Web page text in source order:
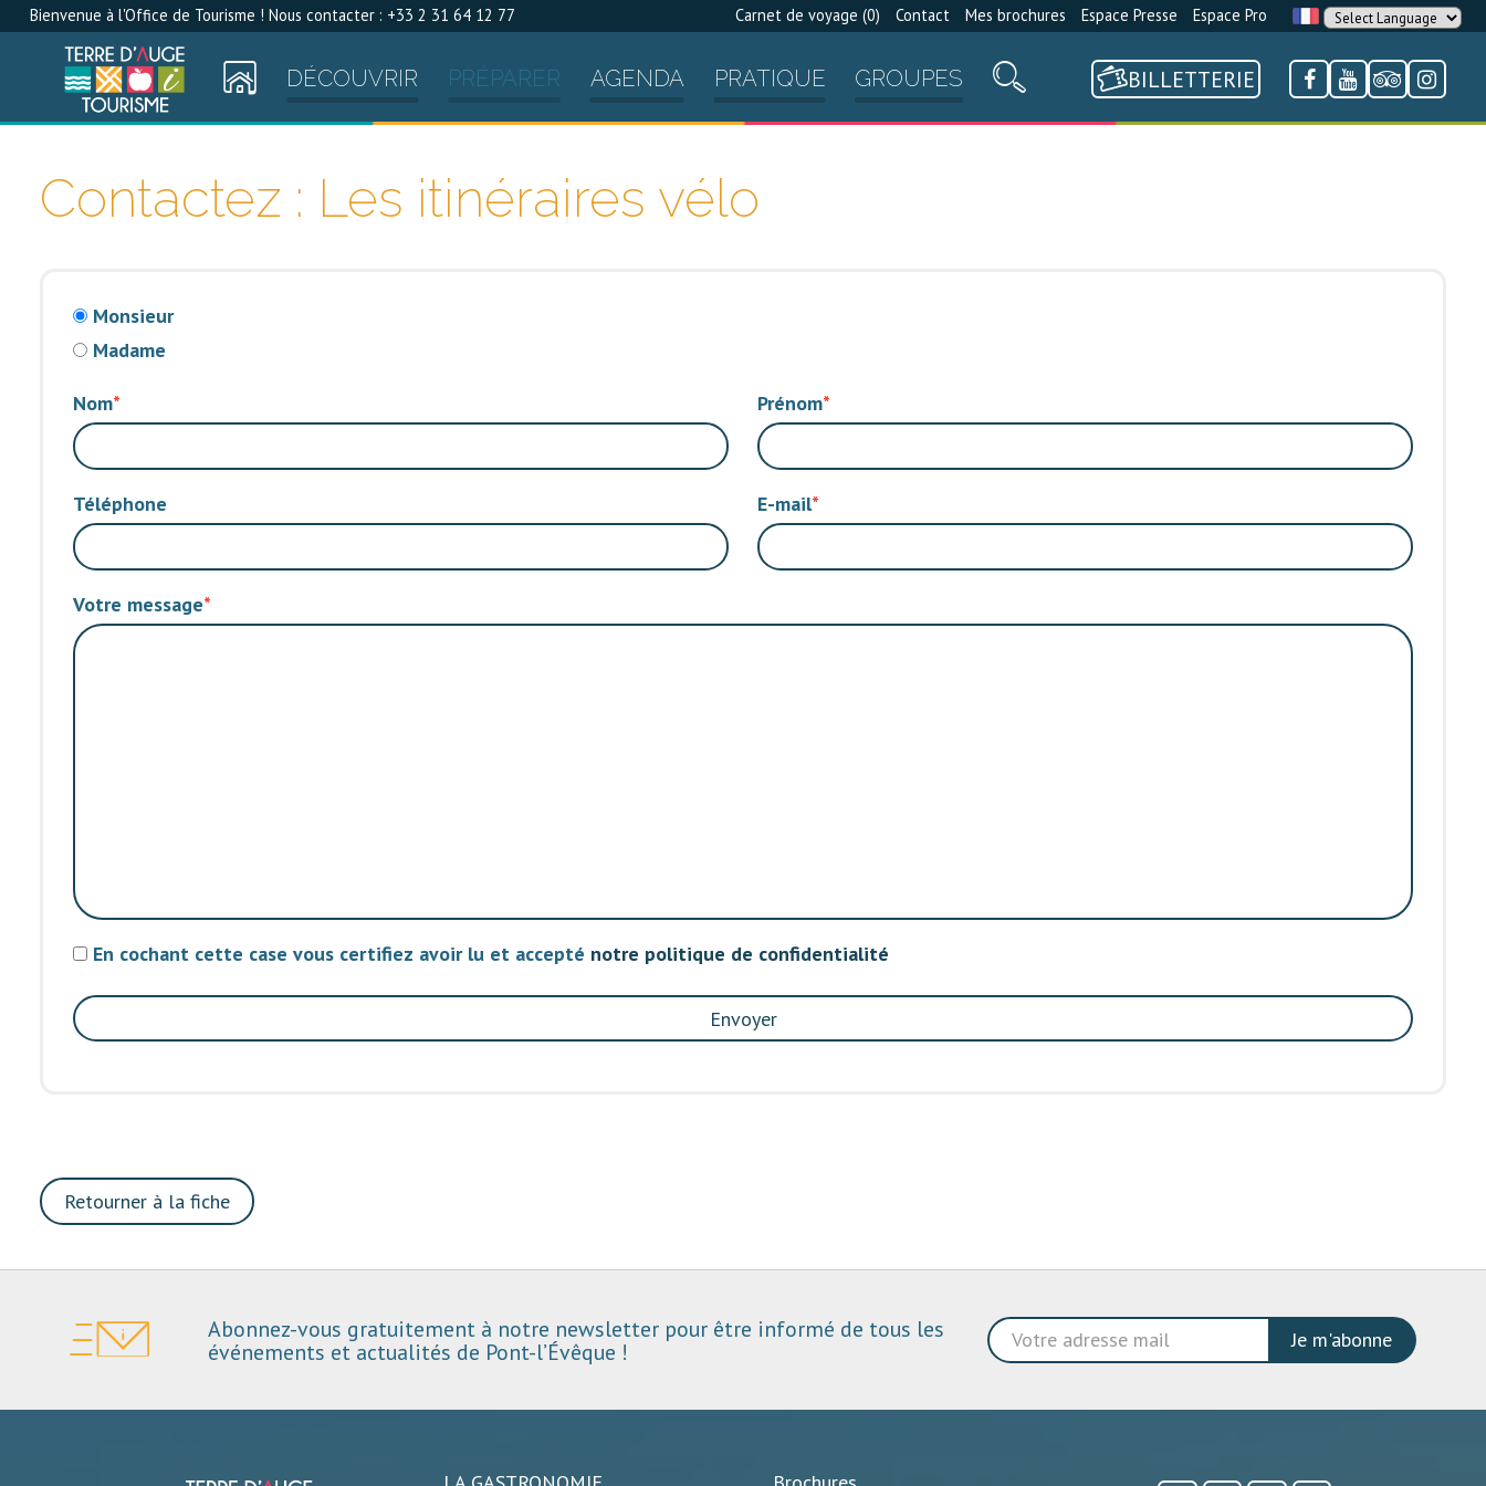
Bienvenue à l'Office de Tourisme ! Nous contacter : +33 2 31 64 12 77 Carnet de voyage (0) Contact Mes brochures Espace Presse Espace Pro
DÉCOUVRIR PRÉPARER AGENDA PRATIQUE GROUPES BILLETTERIE
Contactez : Les itinéraires vélo
Monsieur
Madame
Nom Prénom
Téléphone E-mail
Votre message
En cochant cette case vous certifiez avoir lu et accepté notre politique de confidentialité
Envoyer
Retourner à la fiche
Abonnez-vous gratuitement à notre newsletter pour être informé de tous les
événements et actualités de Pont-l’Évêque !
Je m'abonne